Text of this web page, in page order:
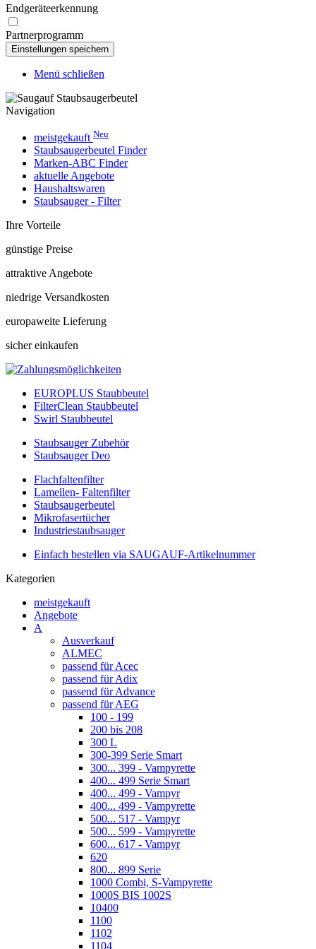
Endgeräteerkennung
Partnerprogramm
Menü schließen
Navigation
meistgekauft Neu
Staubsaugerbeutel Finder
Marken-ABC Finder
aktuelle Angebote
Haushaltswaren
Staubsauger - Filter
Ihre Vorteile
günstige Preise
attraktive Angebote
niedrige Versandkosten
europaweite Lieferung
sicher einkaufen
EUROPLUS Staubbeutel
FilterClean Staubbeutel
Swirl Staubbeutel
Staubsauger Zubehör
Staubsauger Deo
Flachfaltenfilter
Lamellen- Faltenfilter
Staubsaugerbeutel
Mikrofasertücher
Industriestaubsauger
Einfach bestellen via SAUGAUF-Artikelnummer
Kategorien
meistgekauft
Angebote
A
Ausverkauf
ALMEC
passend für Acec
passend für Adix
passend für Advance
passend für AEG
100 - 199
200 bis 208
300 L
300-399 Serie Smart
300... 399 - Vampyrette
400... 499 Serie Smart
400... 499 - Vampyr
400... 499 - Vampyrette
500... 517 - Vampyr
500... 599 - Vampyrette
600... 617 - Vampyr
620
800... 899 Serie
1000 Combi, S-Vampyrette
1000S BIS 1002S
10400
1100
1102
1104